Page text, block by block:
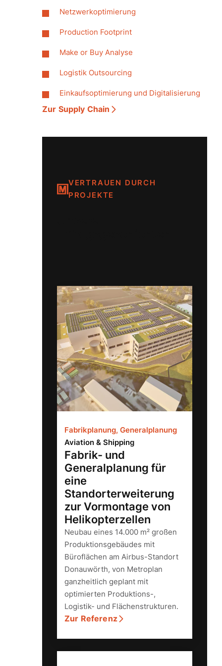
Netzwerkoptimierung
Production Footprint
Make or Buy Analyse
Logistik Outsourcing
Einkaufsoptimierung und Digitalisierung
Zur Supply Chain
VERTRAUEN DURCH
PROJEKTE
Fabrikplanung, Generalplanung
Aviation & Shipping
Fabrik- und
Generalplanung für
eine
Standorterweiterung
zur Vormontage von
Helikopterzellen
Neubau eines 14.000 m² großen
Produktionsgebäudes mit
Büroflächen am Airbus-Standort
Donauwörth, von Metroplan
ganzheitlich geplant mit
optimierten Produktions-,
Logistik- und Flächenstrukturen.
Zur Referenz